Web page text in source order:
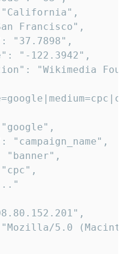
Francisco",
"37.7898",
"-122.3942",
"Wikimedia
"campaign_name",
"banner",
5.0